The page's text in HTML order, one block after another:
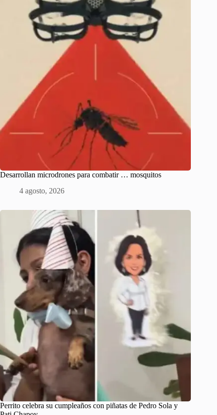
Desarrollan microdrones para combatir … mosquitos
4 agosto, 2026
Perrito celebra su cumpleaños con piñatas de Pedro Sola y